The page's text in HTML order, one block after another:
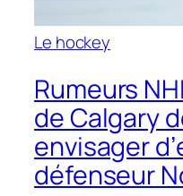
Le hockey
Rumeurs
de Calgary
envisager
défenseur